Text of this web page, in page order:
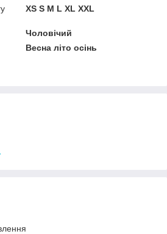
XS S M L XL XXL
Чоловічий
Весна літо осінь